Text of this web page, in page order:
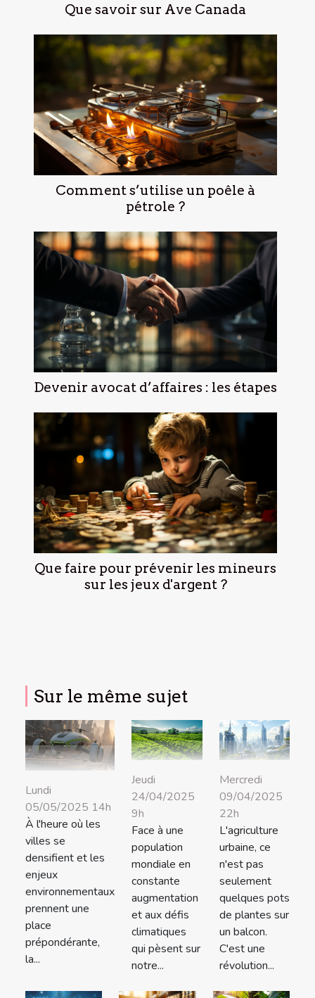
Que savoir sur Ave Canada
Comment s’utilise un poêle à
pétrole ?
Devenir avocat d’affaires : les étapes
Que faire pour prévenir les mineurs
sur les jeux d'argent ?
Sur le même sujet
Lundi
05/05/2025 14h
À l'heure où les
villes se
densifient et les
enjeux
environnementaux
prennent une
place
prépondérante,
la...
Jeudi
24/04/2025
9h
Face à une
population
mondiale en
constante
augmentation
et aux défis
climatiques
qui pèsent sur
notre...
Mercredi
09/04/2025
22h
L'agriculture
urbaine, ce
n'est pas
seulement
quelques pots
de plantes sur
un balcon.
C'est une
révolution...